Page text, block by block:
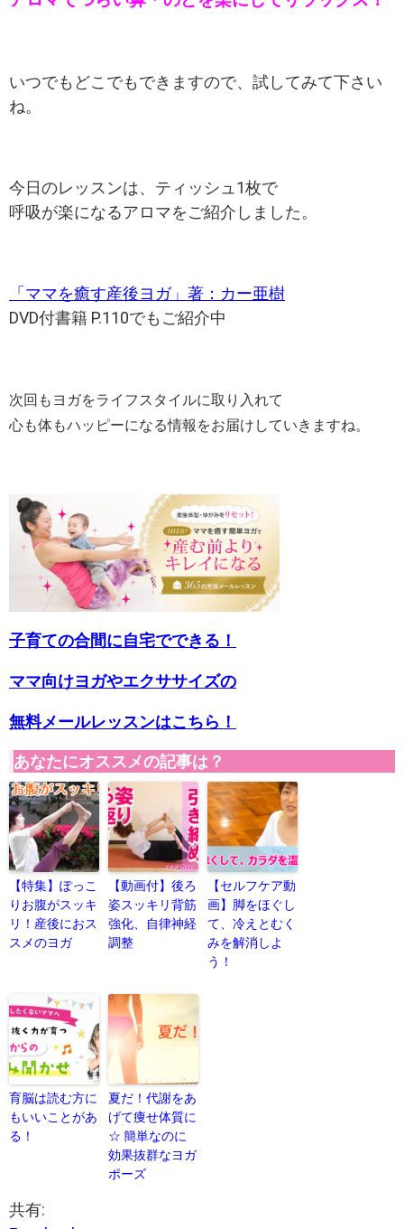
いつでもどこでもできますので、試してみて下さい
ね。
今日のレッスンは、ティッシュ1枚で
呼吸が楽になるアロマをご紹介しました。
「ママを癒す産後ヨガ」著：カー亜樹
DVD付書籍 P.110でもご紹介中
次回も ヨガをライフスタイルに取り入れて
心も体もハッピーになる情報をお届けしていきますね。
子育ての合間に自宅でできる！
ママ向けヨガやエクササイズの
無料メールレッスンはこちら！
あなたにオススメの記事は？
【特集】ぽっこ
りお腹がスッキ
リ！産後におス
スメのヨガ
【動画付】後ろ
姿スッキリ背筋
強化、自律神経
調整
【セルフケア動
画】脚をほぐし
て、冷えとむく
みを解消しよ
う！
育脳は読む方に
もいいことがあ
る！
夏だ！代謝をあ
げて痩せ体質に
☆ 簡単なのに
効果抜群なヨガ
ポーズ
共有: